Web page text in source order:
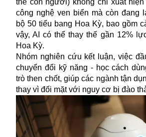
thế con người) không chỉ xuất
công nghệ ven biển mà còn đang
bộ 50 tiểu bang Hoa Kỳ, bao gồm
vậy,AIcó thể thay thế gần 12%
Hoa Kỳ.
Nhóm nghiên cứu kết luận, việc
chuyển đổi kỹ năng - học cách
trò then chốt, giúp các ngành tận
thay vì đối mặt với nguy cơ bị đào